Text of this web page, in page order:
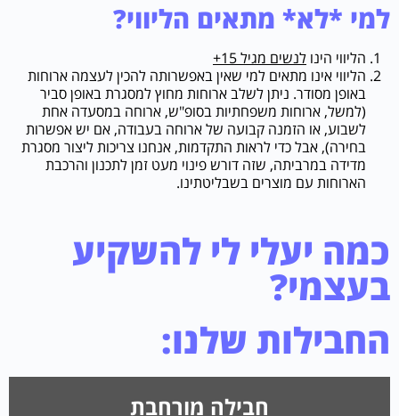
למי *לא* מתאים הליווי?
הליווי הינו לנשים מגיל 15+
הליווי אינו מתאים למי שאין באפשרותה להכין לעצמה ארוחות
באופן מסודר. ניתן לשלב ארוחות מחוץ למסגרת באופן סביר
(למשל, ארוחות משפחתיות בסופ"ש, ארוחה במסעדה אחת
לשבוע, או הזמנה קבועה של ארוחה בעבודה, אם יש אפשרות
בחירה), אבל כדי לראות התקדמות, אנחנו צריכות ליצור מסגרת
מדידה במרביתה, שזה דורש פינוי מעט זמן לתכנון והרכבת
הארוחות עם מוצרים בשבליטתינו.
כמה יעלי לי להשקיע
בעצמי?
החבילות שלנו:
חבילה מורחבת